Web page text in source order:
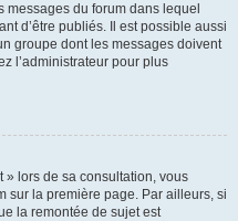
messages du forum dans lequel
d’être publiés. Il est possible aussi
groupe dont les messages doivent
l’administrateur pour plus
» lors de sa consultation, vous
sur la première page. Par ailleurs, si
la remontée de sujet est